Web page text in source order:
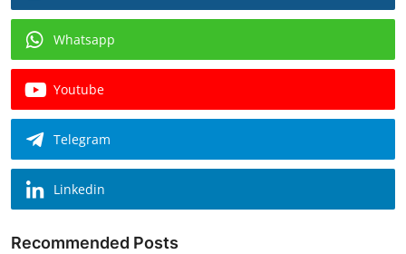
Whatsapp
Youtube
Telegram
Linkedin
Recommended Posts